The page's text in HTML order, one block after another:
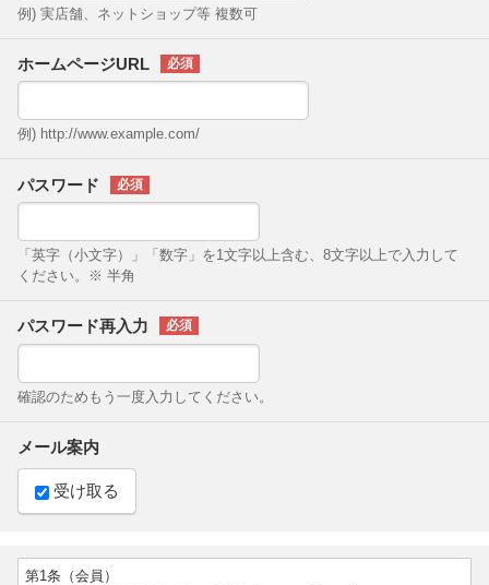
例) 実店舗、ネットショップ等 複数可
ホームページURL
例) http://www.example.com/
パスワード
「英字（小文字）」「数字」を1文字以上含む、8文字以上で入力して
ください。※ 半角
パスワード再入力
確認のためもう一度入力してください。
メール案内
受け取る
第1条（会員）